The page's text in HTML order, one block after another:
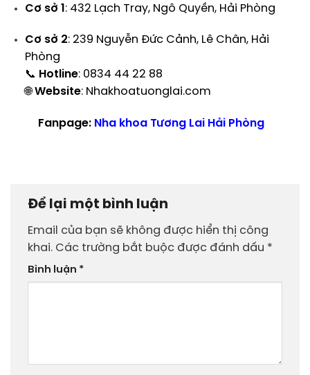
Cơ sở 1 : 432 Lạch Tray, Ngô Quyền, Hải Phòng
Cơ sở 2: 239 Nguyễn Đức Cảnh, Lê Chân, Hải
Phòng
📞 Hotline: 0834 44 22 88
🌐Website: Nhakhoatuonglai.com
Fanpage: Nha khoa Tương Lai Hải Phòng
Để lại một bình luận
Email của bạn sẽ không được hiển thị công
khai. Các trường bắt buộc được đánh dấu *
Bình luận *